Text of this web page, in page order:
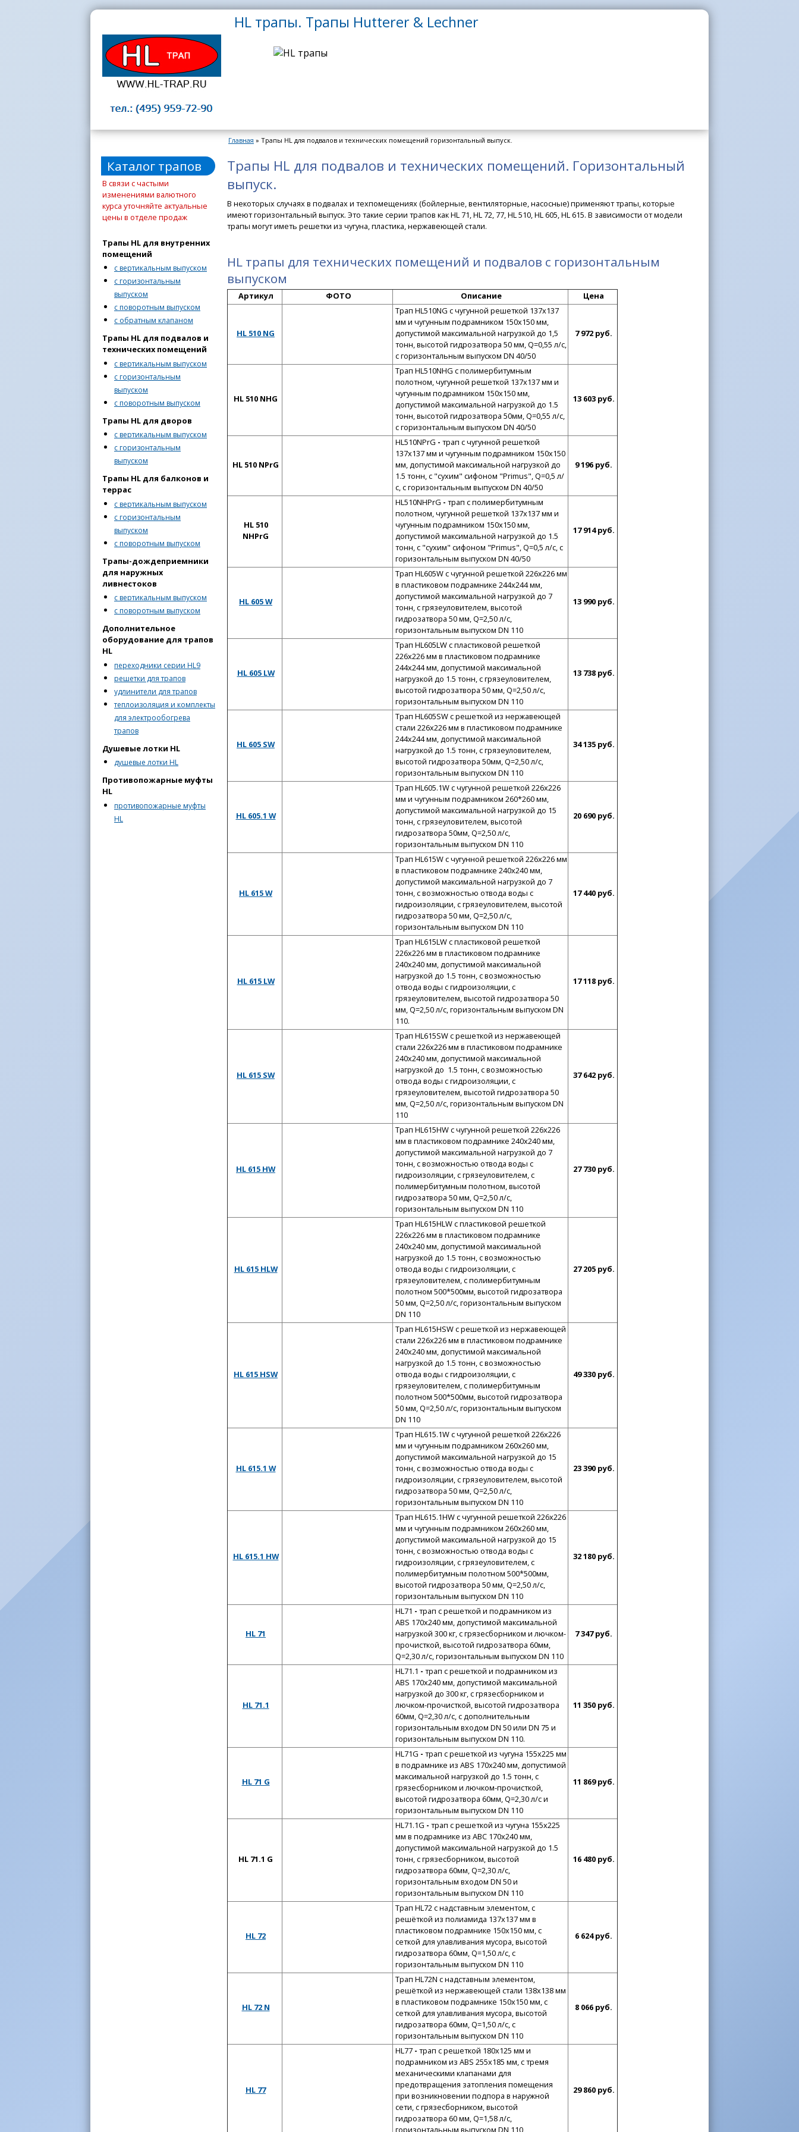
Перейти к основному содержанию HL трапы. Трапы Hutterer & Lechner
Главная » Трапы HL для подвалов и технических помещений горизонтальный выпуск.
Трапы HL для подвалов и технических помещений. Горизонтальный
выпуск.
В некоторых случаях в подвалах и техпомещениях (бойлерные, вентиляторные, насосные) применяют трапы, которые
имеют горизонтальный выпуск. Это такие серии трапов как HL 71, HL 72, 77, HL 510, HL 605, HL 615. В зависимости от модели
трапы могут иметь решетки из чугуна, пластика, нержавеющей стали.
HL трапы для технических помещений и подвалов с горизонтальным
выпуском
Артикул ФОТО Описание Цена
HL 510 NG
Трап HL510NG с чугунной решеткой 137x137
мм и чугунным подрамником 150x150 мм,
допустимой максимальной нагрузкой до 1,5
тонн, высотой гидрозатвора 50 мм, Q=0,55 л/с,
с горизонтальным выпуском DN 40/50
7 972 руб.
HL 510 NHG
Трап HL510NHG с полимербитумным
полотном, чугунной решеткой 137x137 мм и
чугунным подрамником 150x150 мм,
допустимой максимальной нагрузкой до 1.5
тонн, высотой гидрозатвора 50мм, Q=0,55 л/с,
с горизонтальным выпуском DN 40/50
13 603 руб.
HL 510 NPrG
HL510NPrG - трап с чугунной решеткой
137x137 мм и чугунным подрамником 150x150
мм, допустимой максимальной нагрузкой до
1.5 тонн, с "сухим" сифоном "Primus", Q=0,5 л/
с, с горизонтальным выпуском DN 40/50
9 196 руб.
HL 510
NHPrG
HL510NHPrG - трап с полимербитумным
полотном, чугунной решеткой 137x137 мм и
чугунным подрамником 150x150 мм,
допустимой максимальной нагрузкой до 1.5
тонн, с "сухим" сифоном "Primus", Q=0,5 л/с, с
горизонтальным выпуском DN 40/50
17 914 руб.
HL 605 W
Трап HL605W с чугунной решеткой 226x226 мм
в пластиковом подрамнике 244x244 мм,
допустимой максимальной нагрузкой до 7
тонн, с грязеуловителем, высотой
гидрозатвора 50 мм, Q=2,50 л/с,
горизонтальным выпуском DN 110
13 990 руб.
HL 605 LW
Трап HL605LW с пластиковой решеткой
226x226 мм в пластиковом подрамнике
244x244 мм, допустимой максимальной
нагрузкой до 1.5 тонн, с грязеуловителем,
высотой гидрозатвора 50 мм, Q=2,50 л/с,
горизонтальным выпуском DN 110
13 738 руб.
HL 605 SW
Трап HL605SW с решеткой из нержавеющей
стали 226x226 мм в пластиковом подрамнике
244x244 мм, допустимой максимальной
нагрузкой до 1.5 тонн, с грязеуловителем,
высотой гидрозатвора 50мм, Q=2,50 л/с,
горизонтальным выпуском DN 110
34 135 руб.
HL 605.1 W
Трап HL605.1W с чугунной решеткой 226x226
мм и чугунным подрамником 260*260 мм,
допустимой максимальной нагрузкой до 15
тонн, с грязеуловителем, высотой
гидрозатвора 50мм, Q=2,50 л/с,
горизонтальным выпуском DN 110
20 690 руб.
HL 615 W
Трап HL615W с чугунной решеткой 226x226 мм
в пластиковом подрамнике 240x240 мм,
допустимой максимальной нагрузкой до 7
тонн, с возможностью отвода воды с
гидроизоляции, с грязеуловителем, высотой
гидрозатвора 50 мм, Q=2,50 л/с,
горизонтальным выпуском DN 110
17 440 руб.
HL 615 LW
Трап HL615LW с пластиковой решеткой
226x226 мм в пластиковом подрамнике
240x240 мм, допустимой максимальной
нагрузкой до 1.5 тонн, с возможностью
отвода воды с гидроизоляции, с
грязеуловителем, высотой гидрозатвора 50
мм, Q=2,50 л/с, горизонтальным выпуском DN
110.
17 118 руб.
HL 615 SW
Трап HL615SW с решеткой из нержавеющей
стали 226x226 мм в пластиковом подрамнике
240x240 мм, допустимой максимальной
нагрузкой до 1.5 тонн, с возможностью
отвода воды с гидроизоляции, с
грязеуловителем, высотой гидрозатвора 50
мм, Q=2,50 л/с, горизонтальным выпуском DN
110
37 642 руб.
HL 615 HW
Трап HL615HW с чугунной решеткой 226x226
мм в пластиковом подрамнике 240x240 мм,
допустимой максимальной нагрузкой до 7
тонн, с возможностью отвода воды с
гидроизоляции, с грязеуловителем, с
полимербитумным полотном, высотой
гидрозатвора 50 мм, Q=2,50 л/с,
горизонтальным выпуском DN 110
27 730 руб.
HL 615 HLW
Трап HL615HLW с пластиковой решеткой
226x226 мм в пластиковом подрамнике
240x240 мм, допустимой максимальной
нагрузкой до 1.5 тонн, с возможностью
отвода воды с гидроизоляции, с
грязеуловителем, с полимербитумным
полотном 500*500мм, высотой гидрозатвора
50 мм, Q=2,50 л/с, горизонтальным выпуском
DN 110
27 205 руб.
HL 615 HSW
Трап HL615HSW с решеткой из нержавеющей
стали 226x226 мм в пластиковом подрамнике
240x240 мм, допустимой максимальной
нагрузкой до 1.5 тонн, с возможностью
отвода воды с гидроизоляции, с
грязеуловителем, с полимербитумным
полотном 500*500мм, высотой гидрозатвора
50 мм, Q=2,50 л/с, горизонтальным выпуском
DN 110
49 330 руб.
HL 615.1 W
Трап HL615.1W с чугунной решеткой 226x226
мм и чугунным подрамником 260x260 мм,
допустимой максимальной нагрузкой до 15
тонн, с возможностью отвода воды с
гидроизоляции, с грязеуловителем, высотой
гидрозатвора 50 мм, Q=2,50 л/с,
горизонтальным выпуском DN 110
23 390 руб.
HL 615.1 HW
Трап HL615.1HW с чугунной решеткой 226x226
мм и чугунным подрамником 260x260 мм,
допустимой максимальной нагрузкой до 15
тонн, с возможностью отвода воды с
гидроизоляции, с грязеуловителем, с
полимербитумным полотном 500*500мм,
высотой гидрозатвора 50 мм, Q=2,50 л/с,
горизонтальным выпуском DN 110
32 180 руб.
HL 71
HL71 - трап с решеткой и подрамником из
ABS 170x240 мм, допустимой максимальной
нагрузкой 300 кг, с грязесборником и лючком-
прочисткой, высотой гидрозатвора 60мм,
Q=2,30 л/с, горизонтальным выпуском DN 110
7 347 руб.
HL 71.1
HL71.1 - трап с решеткой и подрамником из
ABS 170x240 мм, допустимой максимальной
нагрузкой до 300 кг, с грязесборником и
лючком-прочисткой, высотой гидрозатвора
60мм, Q=2,30 л/с, с дополнительным
горизонтальным входом DN 50 или DN 75 и
горизонтальным выпуском DN 110.
11 350 руб.
HL 71 G
HL71G - трап с решеткой из чугуна 155х225 мм
в подрамнике из АВS 170х240 мм, допустимой
максимальной нагрузкой до 1.5 тонн, с
грязесборником и лючком-прочисткой,
высотой гидрозатвора 60мм, Q=2,30 л/с и
горизонтальным выпуском DN 110
11 869 руб.
HL 71.1 G
HL71.1G - трап с решеткой из чугуна 155х225
мм в подрамнике из АВС 170х240 мм,
допустимой максимальной нагрузкой до 1.5
тонн, с грязесборником, высотой
гидрозатвора 60мм, Q=2,30 л/с,
горизонтальным входом DN 50 и
горизонтальным выпуском DN 110
16 480 руб.
HL 72
Трап HL72 с надставным элементом, с
решёткой из полиамида 137x137 мм в
пластиковом подрамнике 150x150 мм, с
сеткой для улавливания мусора, высотой
гидрозатвора 60мм, Q=1,50 л/с, с
горизонтальным выпуском DN 110
6 624 руб.
HL 72 N
Трап HL72N с надставным элементом,
решёткой из нержавеющей стали 138x138 мм
в пластиковом подрамнике 150x150 мм, с
сеткой для улавливания мусора, высотой
гидрозатвора 60мм, Q=1,50 л/с, с
горизонтальным выпуском DN 110
8 066 руб.
HL 77
HL77 - трап с решеткой 180x125 мм и
подрамником из ABS 255x185 мм, с тремя
механическими клапанами для
предотвращения затопления помещения
при возникновении подпора в наружной
сети, с грязесборником, высотой
гидрозатвора 60 мм, Q=1,58 л/с,
горизонтальным выпуском DN 110
29 860 руб.
Каталог трапов
В связи с частыми
изменениями валютного
курса уточняйте актуальные
цены в отделе продаж
Трапы HL для внутренних
помещений
с вертикальным выпуском
с горизонтальным
выпуском
с поворотным выпуском
с обратным клапаном
Трапы HL для подвалов и
технических помещений
с вертикальным выпуском
с горизонтальным
выпуском
с поворотным выпуском
Трапы HL для дворов
с вертикальным выпуском
с горизонтальным
выпуском
Трапы HL для балконов и
террас
с вертикальным выпуском
с горизонтальным
выпуском
с поворотным выпуском
Трапы-дождеприемники
для наружных
ливнестоков
с вертикальным выпуском
с поворотным выпуском
Дополнительное
оборудование для трапов
HL
переходники серии HL9
решетки для трапов
удлинители для трапов
теплоизоляция и комплекты
для электрообогрева
трапов
Душевые лотки HL
душевые лотки HL
Противопожарные муфты
HL
противопожарные муфты
HL